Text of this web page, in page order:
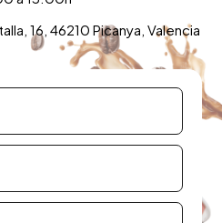
16, 46210 Picanya, Valencia